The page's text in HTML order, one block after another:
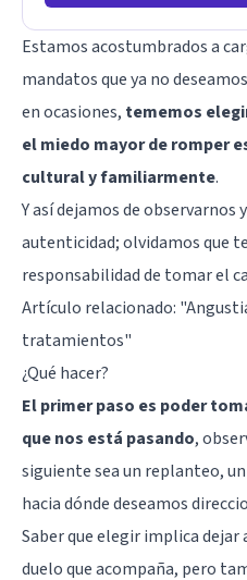
Estamos acostumbrados a
mandatos que ya no
en ocasiones, tememos
el miedo mayor de romper
cultural y familiarmente.
Y así dejamos de observarnos
autenticidad; olvidamos que
responsabilidad de tomar el
Artículo relacionado:
tratamientos"
¿Qué hacer?
El primer paso es poder
que nos está pasando,
siguiente sea un replanteo,
hacia dónde deseamos
Saber que elegir implica
dueloque acompaña, pero